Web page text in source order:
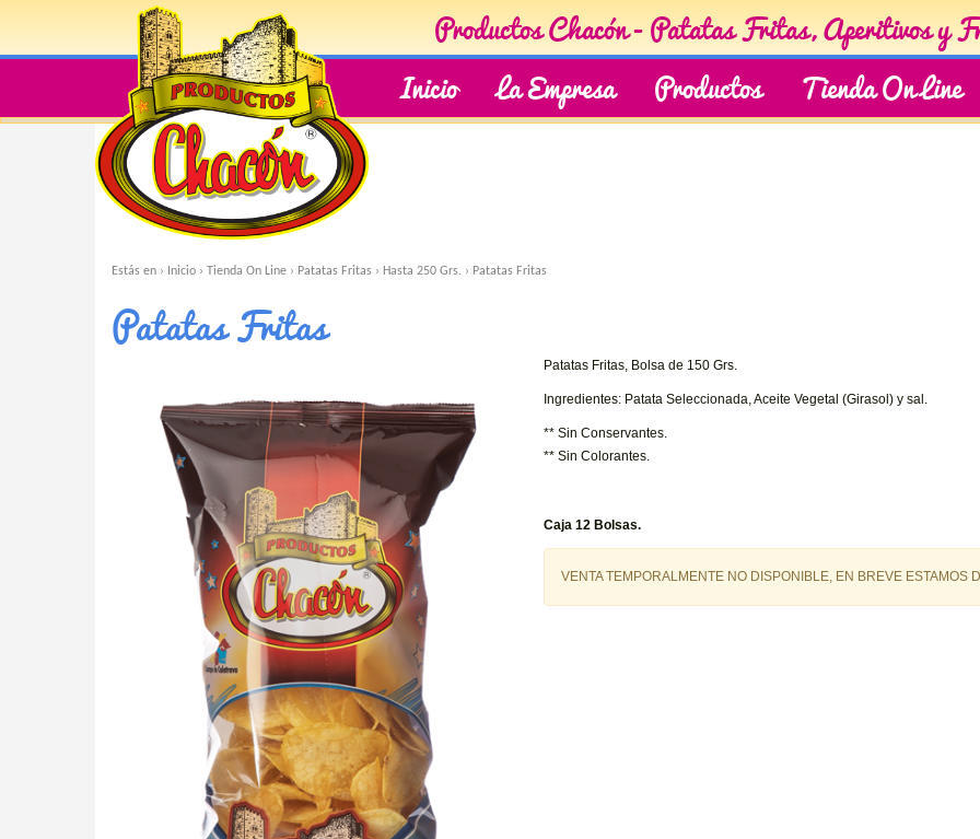
Productos Chacón - Patatas Fritas, Aperitivos y
Inicio
La Empresa Productos Tienda On Line
Estás en › Inicio › Tienda On Line › Patatas Fritas › Hasta 250 Grs. › Patatas Fritas
Patatas Fritas
Patatas Fritas, Bolsa de 150 Grs.
Ingredientes: Patata Seleccionada, Aceite Vegetal (Girasol) y sal.
** Sin Conservantes.
** Sin Colorantes.
Caja 12 Bolsas.
VENTA TEMPORALMENTE NO DISPONIBLE, EN BREVE ESTAMOS